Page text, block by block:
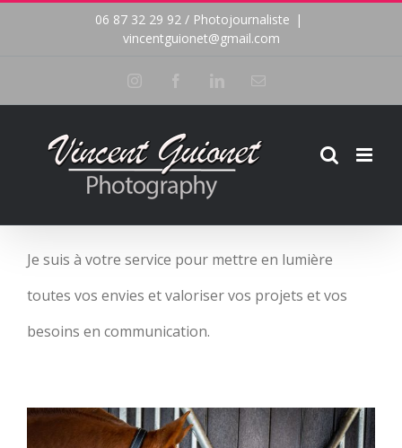
06 87 32 29 92 / Photojournaliste |
vincentguionet@gmail.com
Je suis à votre service pour mettre en lumière
toutes vos envies et valoriser vos projets et vos
besoins en communication.